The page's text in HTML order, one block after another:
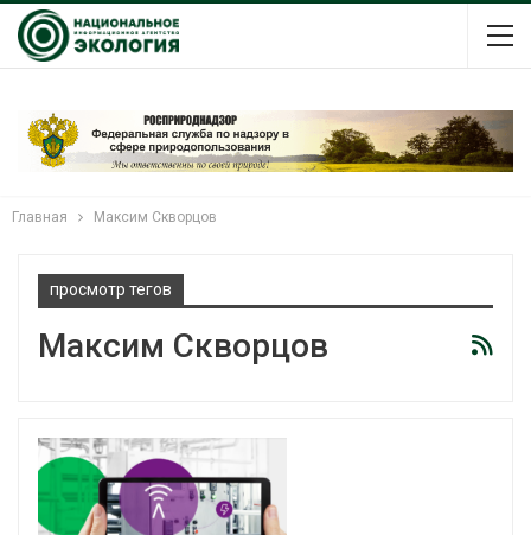
Главная Максим Скворцов
просмотр тегов
Максим Скворцов